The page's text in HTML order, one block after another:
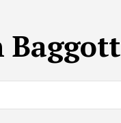
Baggott